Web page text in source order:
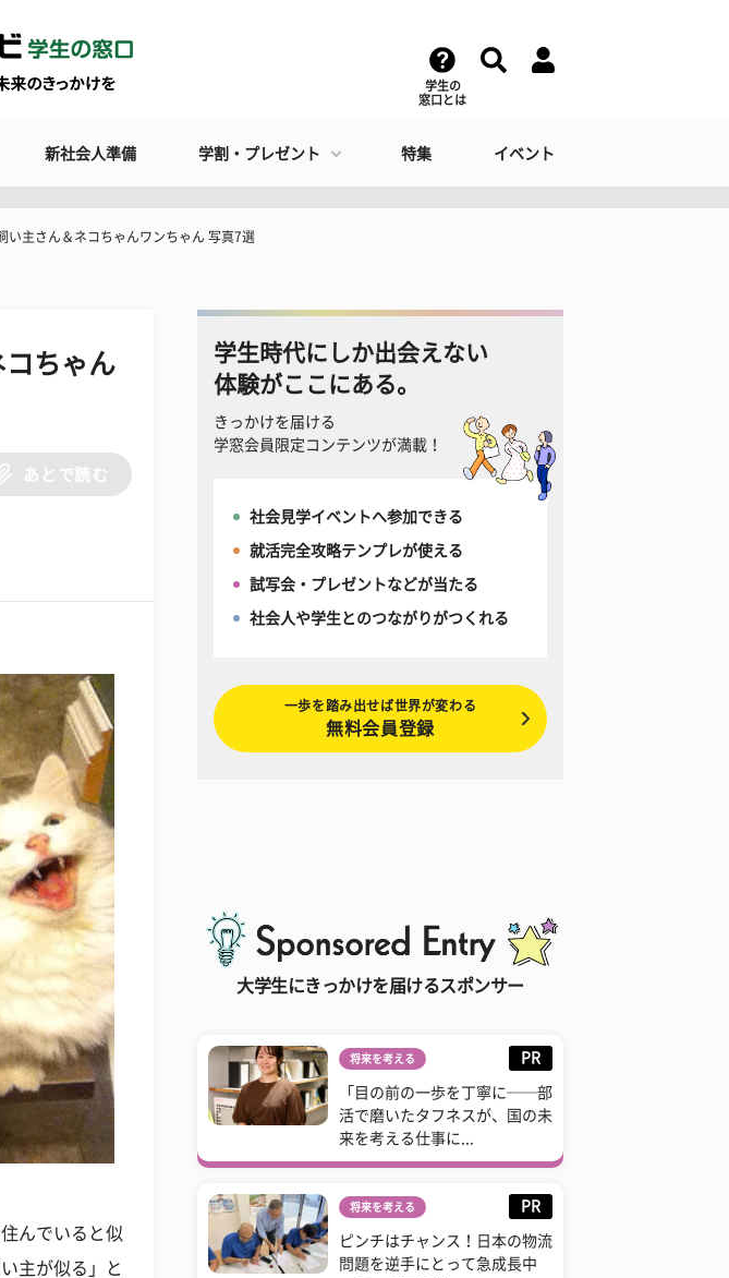
学生の
窓口とは
新社会人準備 学割・プレゼント 特集 イベント
い主さん＆ネコちゃんワンちゃん 写真7選
コちゃん
あとで読む
んでいると似
主が似る」と
学生時代にしか出会えない
体験がここにある。
きっかけを届ける
学窓会員限定コンテンツが満載！
社会見学イベントへ参加できる
就活完全攻略テンプレが使える
試写会・プレゼントなどが当たる
社会人や学生とのつながりがつくれる
一歩を踏み出せば世界が変わる
無料会員登録
大学生にきっかけを届けるスポンサー
将来を考える PR
「目の前の一歩を丁寧に──部
活で磨いたタフネスが、国の未
来を考える仕事に...
将来を考える PR
ピンチはチャンス！日本の物流
問題を逆手にとって急成長中